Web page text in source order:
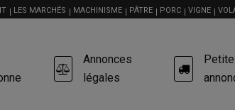
LES MARCHÉS MACHINISME PÂTRE PORC VIGNE
Annonces
légales